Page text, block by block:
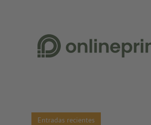
Entradas recientes